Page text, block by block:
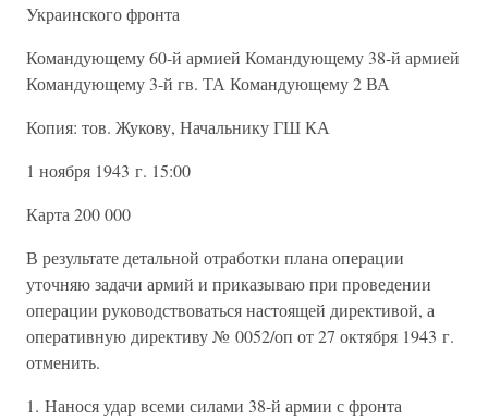
Украинского фронта
Командующему 60-й армией Командующему 38-й армией
Командующему 3-й гв. ТА Командующему 2 ВА
Копия: тов. Жукову, Начальнику ГШ КА
1 ноября 1943 г. 15:00
Карта 200 000
В результате детальной отработки плана операции
уточняю задачи армий и приказываю при проведении
операции руководствоваться настоящей директивой, а
оперативную директиву № 0052/оп от 27 октября 1943 г.
отменить.
1. Нанося удар всеми силами 38-й армии с фронта